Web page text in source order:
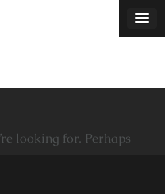
looking for. Perhaps